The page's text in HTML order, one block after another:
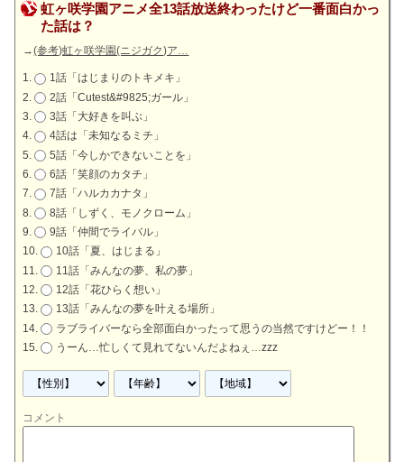
虹ヶ咲学園アニメ全13話放送終わったけど一番面白かっ
た話は？
→(参考)虹ヶ咲学園(ニジガク)ア…
1話「はじまりのトキメキ」
2話「Cutest&#9825;ガール」
3話「大好きを叫ぶ」
4話は「未知なるミチ」
5話「今しかできないことを」
6話「笑顔のカタチ」
7話「ハルカカナタ」
8話「しずく、モノクローム」
9話「仲間でライバル」
10話「夏、はじまる」
11話「みんなの夢、私の夢」
12話「花ひらく想い」
13話「みんなの夢を叶える場所」
ラブライバーなら全部面白かったって思うの当然ですけどー！！
うーん…忙しくて見れてないんだよねぇ…zzz
コメント